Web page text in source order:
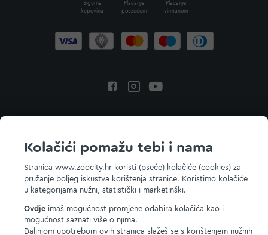
Kolačići pomažu tebi i nama
Stranica www.zoocity.hr koristi (pseće) kolačiće (cookies) za
pružanje boljeg iskustva korištenja stranice. Koristimo kolačiće
u kategorijama nužni, statistički i marketinški.
Ovdje imaš mogućnost promjene odabira kolačića kao i
mogućnost saznati više o njima.
Daljnjom upotrebom ovih stranica slažeš se s korištenjem nužnih
Sigurna
kupovina
Plaćanje
pouzećem
Plaćanje
virmanom
© 2026 ZOOCITY. Sva prava zadržana.